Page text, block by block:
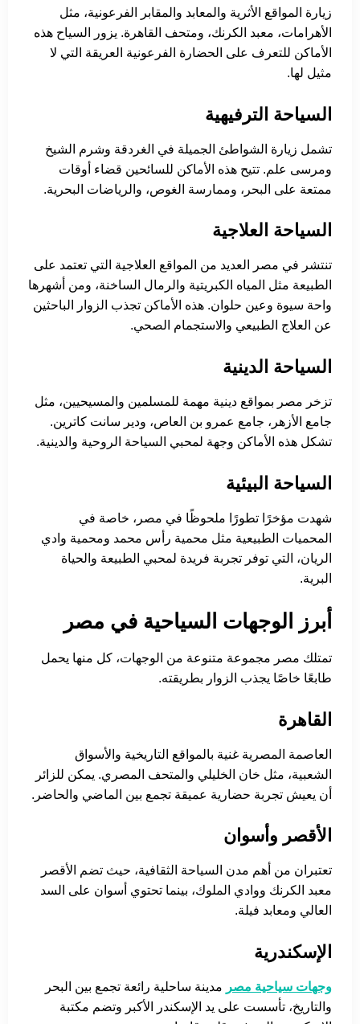
زيارة المواقع الأثرية والمعابد والمقابر الفرعونية، مثل
الأهرامات، معبد الكرنك، ومتحف القاهرة. يزور السياح هذه
الأماكن للتعرف على الحضارة الفرعونية العريقة التي لا
مثيل لها.
السياحة الترفيهية
تشمل زيارة الشواطئ الجميلة في الغردقة وشرم الشيخ
ومرسى علم. تتيح هذه الأماكن للسائحين قضاء أوقات
ممتعة على البحر، وممارسة الغوص، والرياضات البحرية.
السياحة العلاجية
تنتشر في مصر العديد من المواقع العلاجية التي تعتمد على
الطبيعة مثل المياه الكبريتية والرمال الساخنة، ومن أشهرها
واحة سيوة وعين حلوان. هذه الأماكن تجذب الزوار الباحثين
عن العلاج الطبيعي والاستجمام الصحي.
السياحة الدينية
تزخر مصر بمواقع دينية مهمة للمسلمين والمسيحيين، مثل
جامع الأزهر، جامع عمرو بن العاص، ودير سانت كاترين.
تشكل هذه الأماكن وجهة لمحبي السياحة الروحية والدينية.
السياحة البيئية
شهدت مؤخرًا تطورًا ملحوظًا في مصر، خاصة في
المحميات الطبيعية مثل محمية رأس محمد ومحمية وادي
الريان، التي توفر تجربة فريدة لمحبي الطبيعة والحياة
البرية.
أبرز الوجهات السياحية في مصر
تمتلك مصر مجموعة متنوعة من الوجهات، كل منها يحمل
طابعًا خاصًا يجذب الزوار بطريقته.
القاهرة
العاصمة المصرية غنية بالمواقع التاريخية والأسواق
الشعبية، مثل خان الخليلي والمتحف المصري. يمكن للزائر
أن يعيش تجربة حضارية عميقة تجمع بين الماضي والحاضر.
الأقصر وأسوان
تعتبران من أهم مدن السياحة الثقافية، حيث تضم الأقصر
معبد الكرنك ووادي الملوك، بينما تحتوي أسوان على السد
العالي ومعابد فيلة.
الإسكندرية
وجهات سياحية مصر مدينة ساحلية رائعة تجمع بين البحر
والتاريخ، تأسست على يد الإسكندر الأكبر وتضم مكتبة